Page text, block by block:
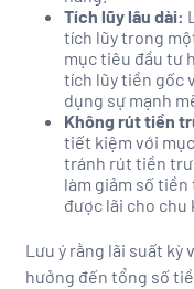
Tích lũy lâu dài:
tích lũy trong
mục tiêu đầu tư
tích lũy tiền gốc
dụng sự mạnh
Không rút tiền
tiết kiệm với
tránh rút tiền
làm giảm số tiền
được lãi cho chu
Lưu ý rằng lãi suất kỳ
hưởng đến tổng số